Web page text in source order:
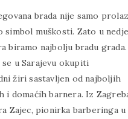
brada nije samo
simbol muškosti. Zato u
biramo najbolju bradu grada.
se u Sarajevu okupiti
žiri sastavljen od najboljih
i domaćih barnera. Iz
Zajec, pionirka barberinga u